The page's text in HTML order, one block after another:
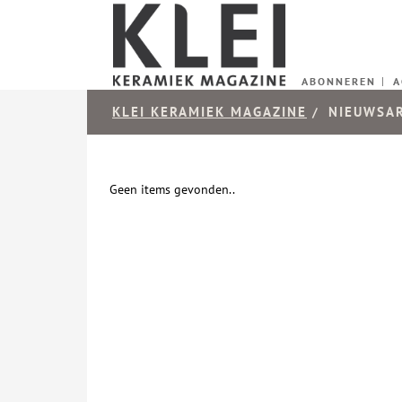
ABONNEREN
KLEI KERAMIEK MAGAZINE /
Geen items gevonden..